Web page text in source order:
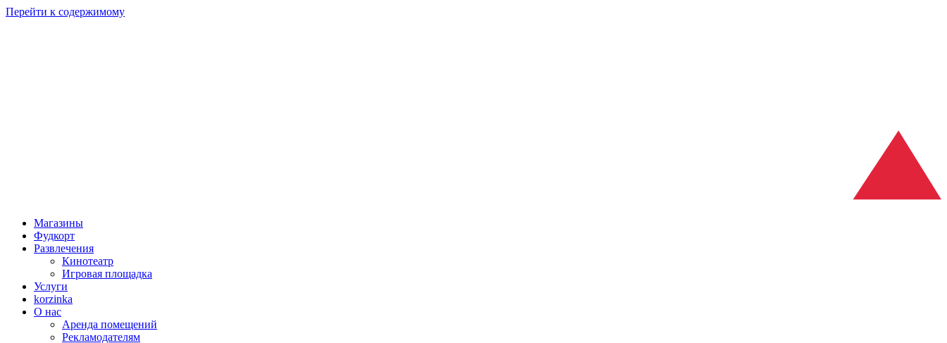
Перейти к содержимому
Магазины
Фудкорт
Развлечения
Кинотеатр
Игровая площадка
Услуги
korzinka
О нас
Аренда помещений
Рекламодателям